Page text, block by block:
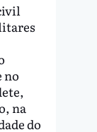
no
na
do